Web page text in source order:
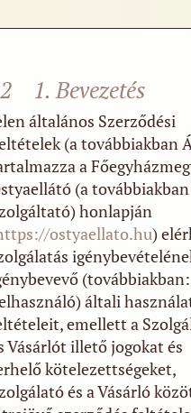
2 1. Bevezetés
általános Szerződési
(a továbbiakban
a
(a továbbiakban
honlapján
ostyaellato.hu)
(továbbiakban:
általi
emellett a
Vásárlót illető jogokat és
kötelezettségeket,
és a Vásárló